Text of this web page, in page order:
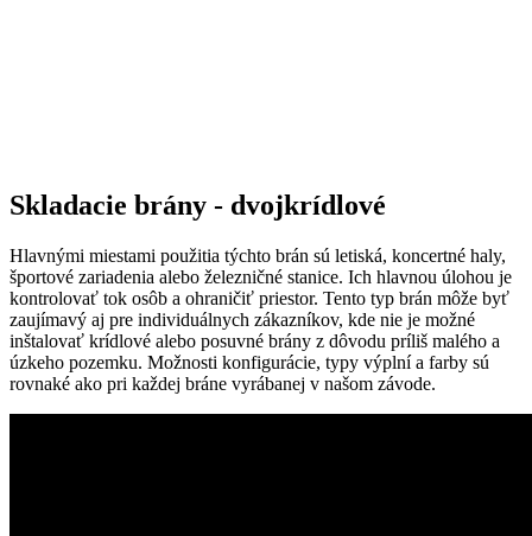
Skladacie brány - dvojkrídlové
Hlavnými miestami použitia týchto brán sú letiská, koncertné haly,
športové zariadenia alebo železničné stanice. Ich hlavnou úlohou je
kontrolovať tok osôb a ohraničiť priestor. Tento typ brán môže byť
zaujímavý aj pre individuálnych zákazníkov, kde nie je možné
inštalovať krídlové alebo posuvné brány z dôvodu príliš malého a
úzkeho pozemku. Možnosti konfigurácie, typy výplní a farby sú
rovnaké ako pri každej bráne vyrábanej v našom závode.